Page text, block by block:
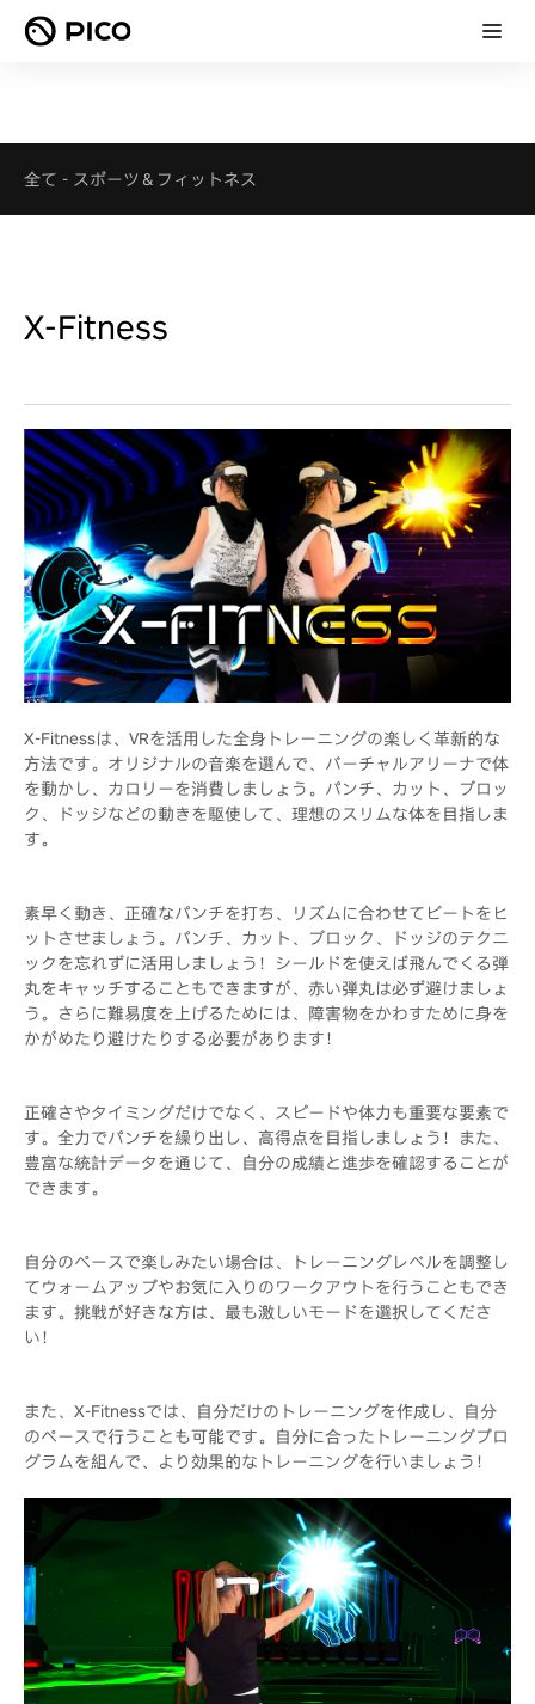
全て - スポーツ＆フィットネス
X-Fitness
X-Fitnessは、VRを活用した全身トレーニングの楽しく革新的な
方法です。オリジナルの音楽を選んで、バーチャルアリーナで体
を動かし、カロリーを消費しましょう。パンチ、カット、ブロッ
ク、ドッジなどの動きを駆使して、理想のスリムな体を目指しま
す。
素早く動き、正確なパンチを打ち、リズムに合わせてビートをヒ
ットさせましょう。パンチ、カット、ブロック、ドッジのテクニ
ックを忘れずに活用しましょう！シールドを使えば飛んでくる弾
丸をキャッチすることもできますが、赤い弾丸は必ず避けましょ
う。さらに難易度を上げるためには、障害物をかわすために身を
かがめたり避けたりする必要があります！
正確さやタイミングだけでなく、スピードや体力も重要な要素で
す。全力でパンチを繰り出し、高得点を目指しましょう！また、
豊富な統計データを通じて、自分の成績と進歩を確認することが
できます。
自分のペースで楽しみたい場合は、トレーニングレベルを調整し
てウォームアップやお気に入りのワークアウトを行うこともでき
ます。挑戦が好きな方は、最も激しいモードを選択してくださ
い！
また、X-Fitnessでは、自分だけのトレーニングを作成し、自分
のペースで行うことも可能です。自分に合ったトレーニングプロ
グラムを組んで、より効果的なトレーニングを行いましょう！